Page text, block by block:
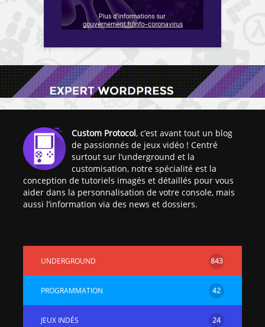
Custom Protocol, c’est avant tout un blog
de passionnés de jeux vidéo ! Centré
surtout sur l’underground et la
customisation, notre spécialité est la
conception de tutoriels imagés et détaillés pour vous
aider dans la personnalisation de votre console, mais
aussi l’information via des news et dossiers.
UNDERGROUND 843
PROGRAMMATION 42
JEUX INDÉS 24